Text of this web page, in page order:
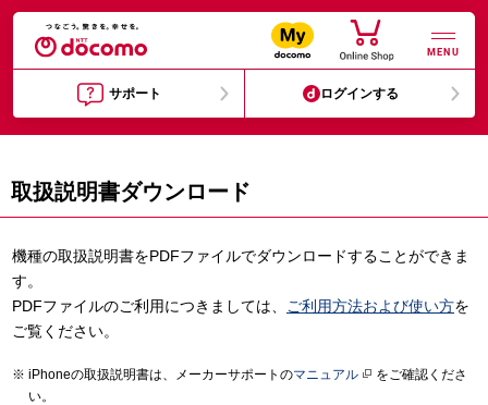
MENU
サポート ログインする
取扱説明書ダウンロード
機種の取扱説明書をPDFファイルでダウンロードすることができま
す。
PDFファイルのご利用につきましては、
ご利用方法および使い方を
ご覧ください。
iPhoneの取扱説明書は、メーカーサポートのマニュアル
をご確認くださ
い。